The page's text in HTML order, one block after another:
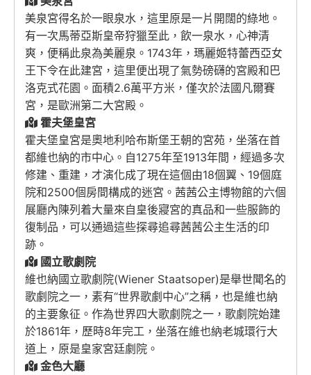
美泉宮得名於一眼泉水，這里原是一片開闊的綠地。
有一次馬蒂亞斯皇帝狩獵至此，飲一泉水，心神清
爽，便稱此泉為美麗泉。1743年，瑪麗姬特蕾西亞女
王下令在此建宮，這里便出現了氣勢磅礴的宮殿和巴
洛克式花園。面積2.6萬平方米，僅次於法國凡爾賽
宮，是歐洲第二大宮殿。
霍夫堡皇宮
霍夫堡皇宮是奧地利哈布斯堡王朝的宮苑，坐落在首
都維也納的市中心。自1275年至1913年間，經過多次
修建、重建，才演化成了現在這個由18個翼、19個庭
院和2500個房間構成的迷宮。茜茜公主博物館的六個
展廳內陳列着大量來自皇後寢宮的真品和一些服飾的
復制品，可以通過這些探尋追尋茜茜公主生活的印
跡。
國立歌劇院
維也納國立歌劇院(Wiener Staatsoper)是舉世聞名的
歌劇院之一，素有“世界歌劇中心”之稱，也是維也納
的主要象征。作為世界四大歌劇院之一，歌劇院始建
於1861年，歷時8年完工，坐落在維也納老城環行大
道上，原是皇家宮廷劇院。
金色大廳